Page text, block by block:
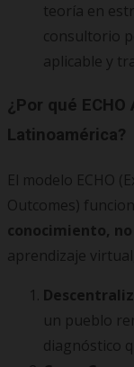
teoría en
consultorio
aplicable y
¿Por qué
Latinoamérica?
El modelo ECHO
Outcomes)
conocimiento,
aprendizaje
un pueblo
diagnóstico